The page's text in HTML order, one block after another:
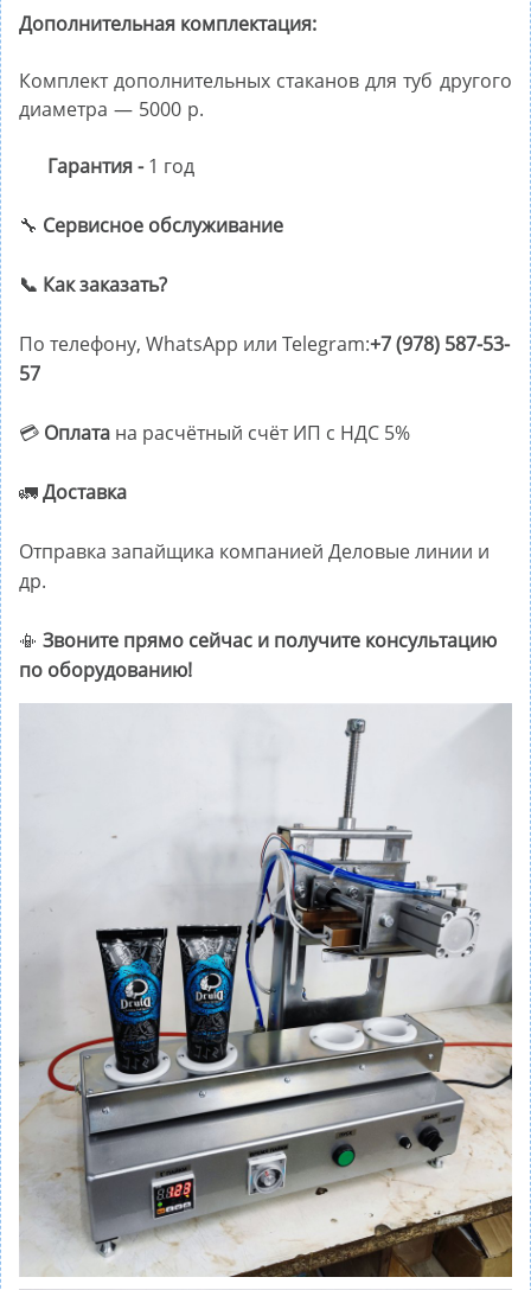
Дополнительная комплектация:
Комплект дополнительных стаканов для туб другого
диаметра — 5000 р.
Гарантия -1 год
🔧 Сервисное обслуживание
📞 Как заказать?
По телефону, WhatsApp или Telegram:+7 (978) 587-53-
57
💳 Оплата на расчётный счёт ИП с НДС 5%
🚛Доставка
Отправка запайщика компанией Деловые линии и
др.
📳 Звоните прямо сейчас и получите консультацию
по оборудованию!